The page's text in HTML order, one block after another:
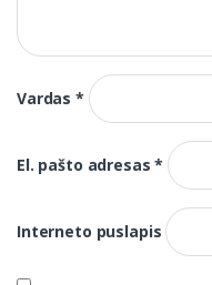
Vardas*
El. pašto adresas*
Interneto puslapis